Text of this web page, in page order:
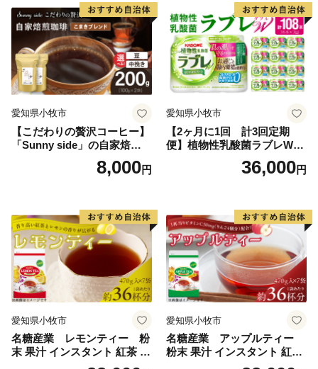
る地域資源を掘り起こし、川島町のＰＲを行っていくも
のです。
川島町は、ふるさと納税の対象団体として総務大臣か
ら指定を受けているため、本町に寄附した場合は、税制
上の特例控除を受けることができます。
愛知県小牧市
【こだわりの贅沢コーヒー】
「Sunny side」の自家焙煎珈
琲こまきブレンド（200g）
8,000円
愛知県小牧市
【2ヶ月に1回 計3回定期
便】植物性乳酸菌ラブレW
プレーン36本（計108本）
36,000円
愛知県小牧市
名糖産業 レモンティー 粉
末 果汁 インスタント 紅茶 ビ
タミンC 袋 ロングセラー 粉
愛知県小牧市
名糖産業 アップルティー
粉末 果汁 インスタント 紅茶
ティー ビタミンC 袋 ロング